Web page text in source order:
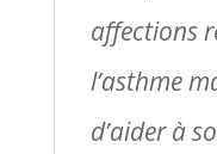
affections
l’asthme
d’aider à